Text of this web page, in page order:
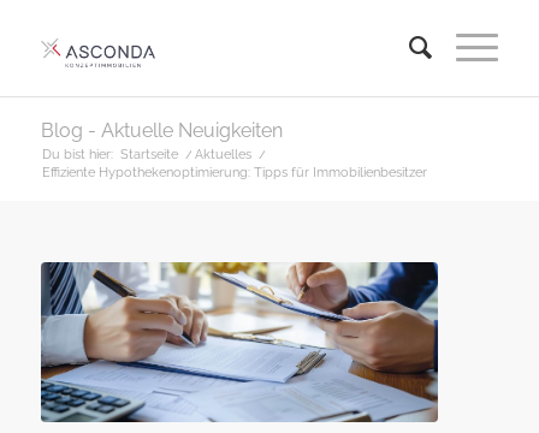
Blog - Aktuelle Neuigkeiten
Du bist hier: Startseite / Aktuelles /
Effiziente Hypothekenoptimierung: Tipps für Immobilienbesitzer